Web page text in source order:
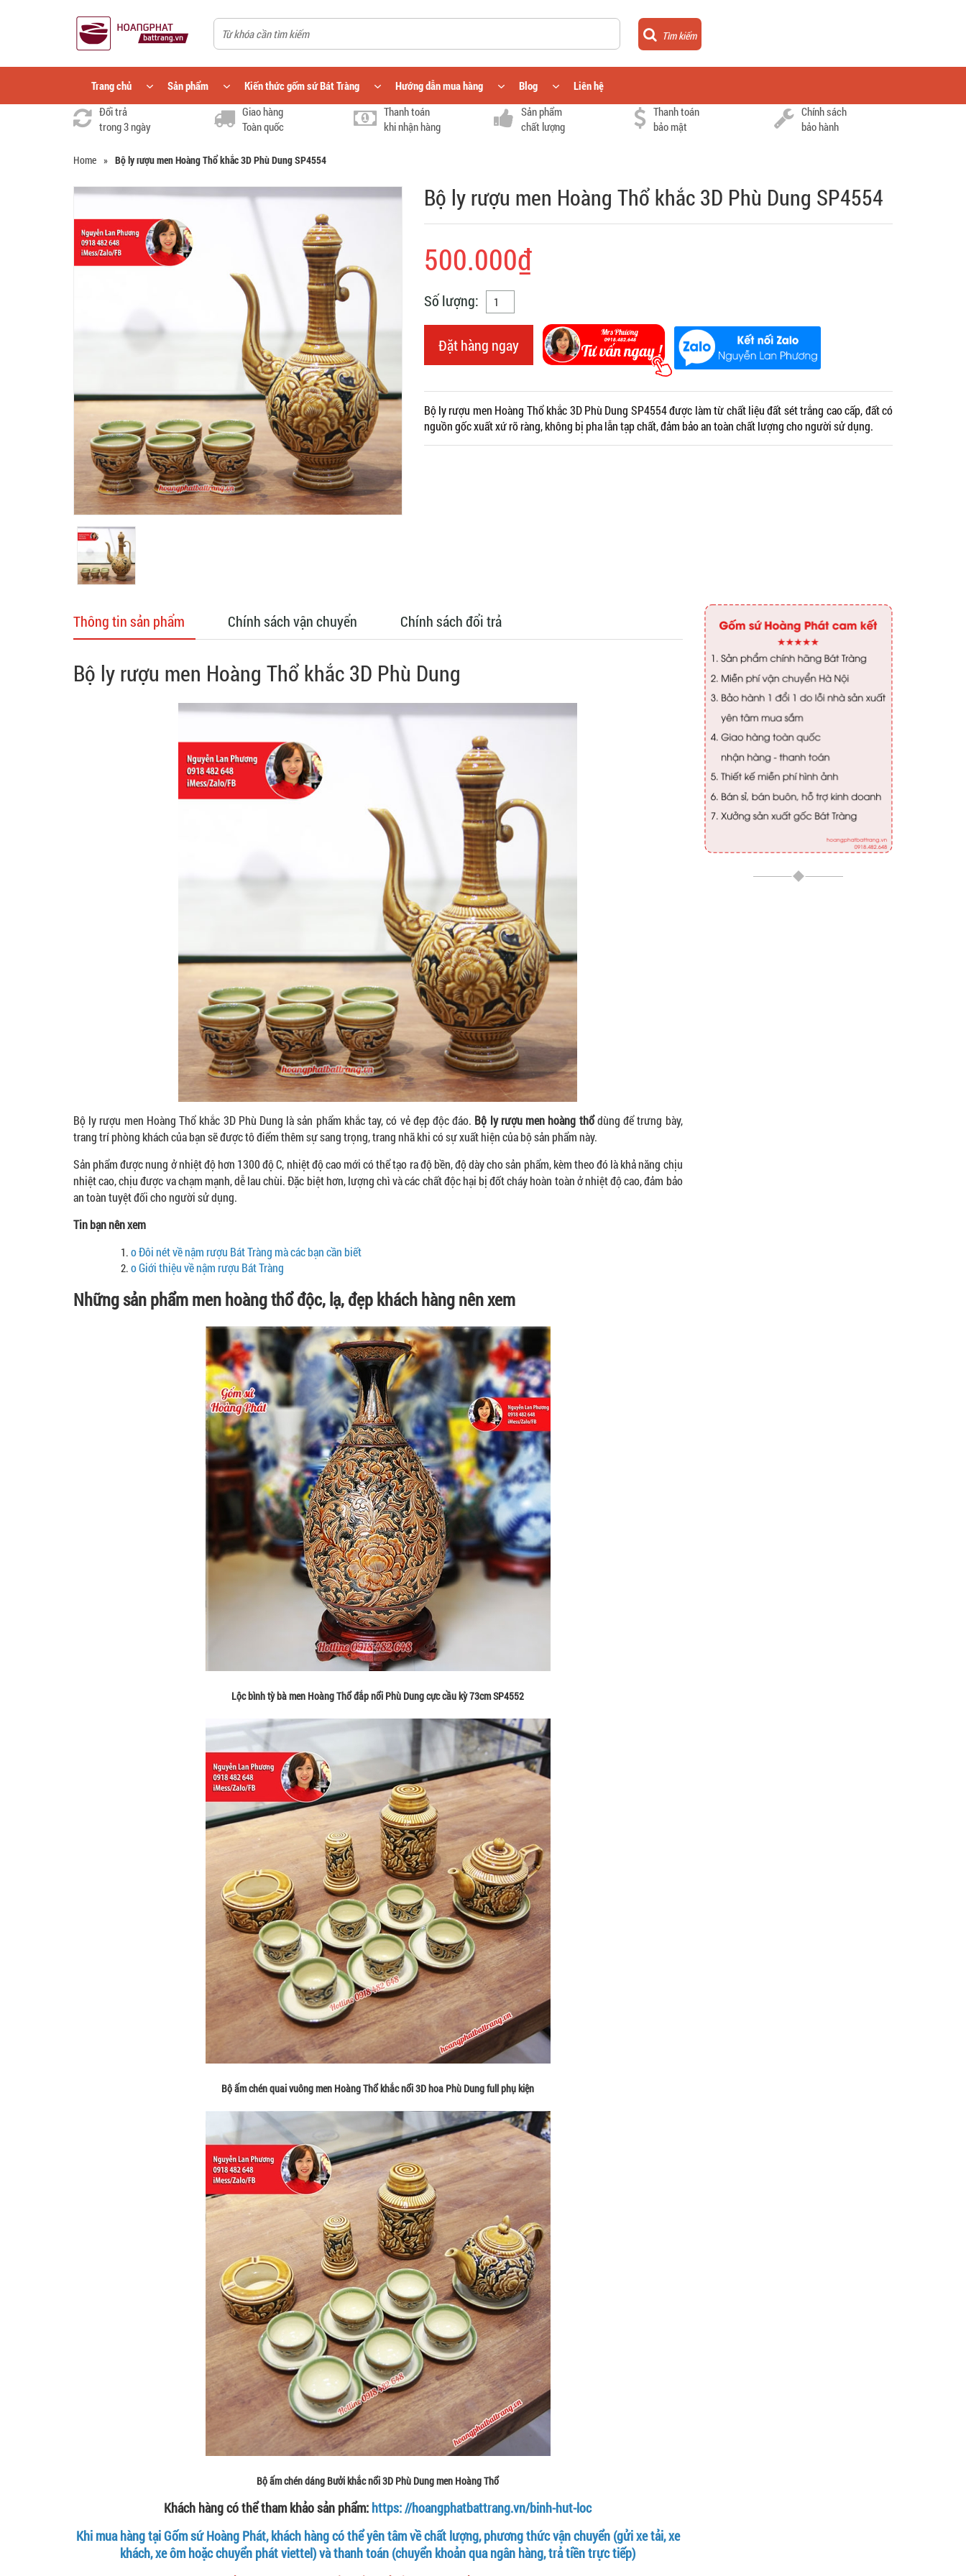
Tìm kiếm
Trang chủ Sản phẩm Kiến thức gốm sứ Bát Tràng Hướng dẫn mua hàng Blog
Liên hệ
Đổi trả
trong 3 ngày
Giao hàng
Toàn quốc
Thanh toán
khi nhận hàng
Sản phẩm
chất lượng
Thanh toán
bảo mật
Chính sách
bảo hành
Home » Bộ ly rượu men Hoàng Thổ khắc 3D Phù Dung SP4554
Bộ ly rượu men Hoàng Thổ khắc 3D Phù Dung SP4554
500.000₫
Số lượng:
Đặt hàng ngay
Bộ ly rượu men Hoàng Thổ khắc 3D Phù Dung SP4554 được làm từ chất liệu đất sét trắng cao cấp, đất có
nguồn gốc xuất xứ rõ ràng, không bị pha lẫn tạp chất, đảm bảo an toàn chất lượng cho người sử dụng.
Thông tin sản phẩm Chính sách vận chuyển Chính sách đổi trả
Bộ ly rượu men Hoàng Thổ khắc 3D Phù Dung
Bộ ly rượu men Hoàng Thổ khắc 3D Phù Dung là sản phẩm khắc tay, có vẻ đẹp độc đáo. Bộ ly rượu men hoàng thổdùng để trưng bày,
trang trí phòng khách của bạn sẽ được tô điểm thêm sự sang trọng, trang nhã khi có sự xuất hiện của bộ sản phẩm này.
Sản phẩm được nung ở nhiệt độ hơn 1300 độ C, nhiệt độ cao mới có thể tạo ra độ bền, độ dày cho sản phẩm, kèm theo đó là khả năng chịu
nhiệt cao, chịu được va chạm mạnh, dễ lau chùi. Đặc biệt hơn, lượng chì và các chất độc hại bị đốt cháy hoàn toàn ở nhiệt độ cao, đảm bảo
an toàn tuyệt đối cho người sử dụng.
Tin bạn nên xem
oĐôi nét về nậm rượu Bát Tràng mà các bạn cần biết
oGiới thiệu về nậm rượu Bát Tràng
Những sản phẩm men hoàng thổ độc, lạ, đẹp khách hàng nên xem
Lộc bình tỳ bà men Hoàng Thổ đắp nổi Phù Dung cực cầu kỳ 73cm SP4552
Bộ ấm chén quai vuông men Hoàng Thổ khắc nổi 3D hoa Phù Dung full phụ kiện
Bộ ấm chén dáng Bưởi khắc nổi 3D Phù Dung men Hoàng Thổ
Khách hàng có thể tham khảo sản phẩm: https: //hoangphatbattrang.vn/binh-hut-loc
Khi mua hàng tại Gốm sứ Hoàng Phát, khách hàng có thể yên tâm về chất lượng, phương thức vận chuyển (gửi xe tải, xe
khách, xe ôm hoặc chuyển phát viettel) và thanh toán (chuyển khoản qua ngân hàng, trả tiền trực tiếp)